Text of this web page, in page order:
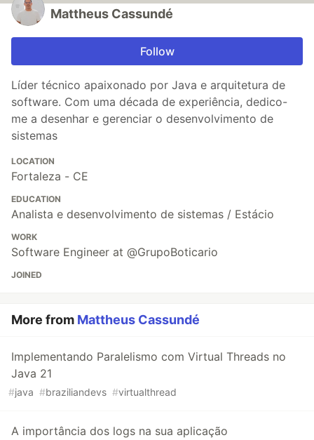
Mattheus Cassundé
Follow
Líder técnico apaixonado por Java e arquitetura de
software. Com uma década de experiência, dedico-
me a desenhar e gerenciar o desenvolvimento de
sistemas
LOCATION
Fortaleza - CE
EDUCATION
Analista e desenvolvimento de sistemas / Estácio
WORK
Software Engineer at @GrupoBoticario
JOINED
More from Mattheus Cassundé
Implementando Paralelismo com Virtual Threads no
Java 21
#java #braziliandevs #virtualthread
A importância dos logs na sua aplicação